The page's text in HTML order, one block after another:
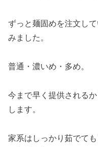
ずっと麺固めを注文し
みました。
普通・濃いめ・多め。
今まで早く提供される
します。
家系はしっかり茹でて